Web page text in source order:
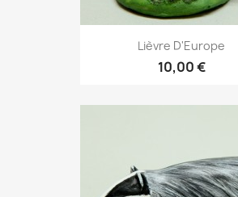
Lièvre D'Europe
10,00 €